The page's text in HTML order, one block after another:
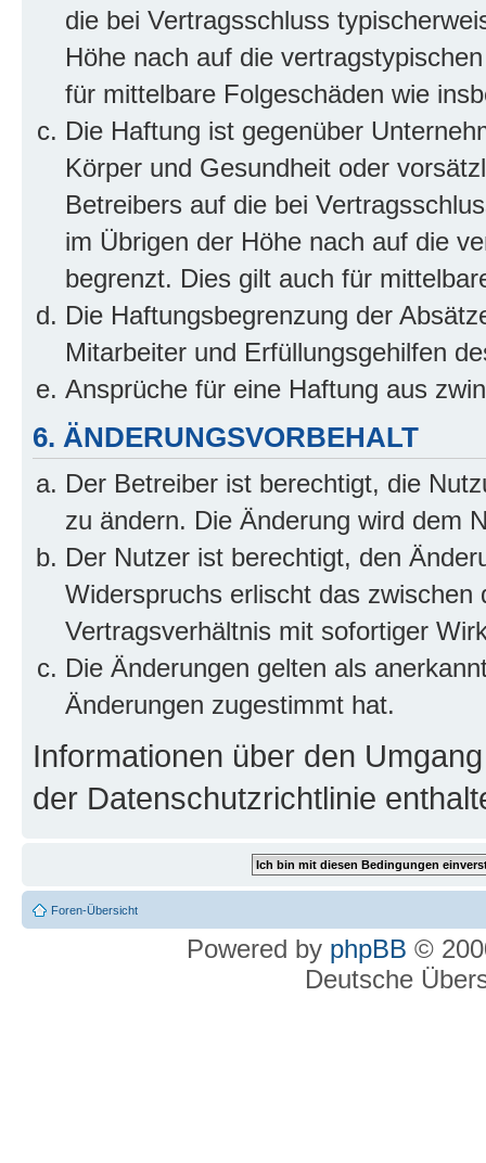
die bei Vertragsschluss
Höhe nach auf die
für mittelbare Folgeschäden wie
Die Haftung ist gegenüber
Körper und Gesundheit oder
Betreibers auf die bei
im Übrigen der Höhe nach auf die
begrenzt. Dies gilt auch für
Die Haftungsbegrenzung der
Mitarbeiter und Erfüllungsgehilfen
Ansprüche für eine Haftung aus
6. ÄNDERUNGSVORBEHALT
Der Betreiber ist berechtigt, die
zu ändern. Die Änderung wird dem
Der Nutzer ist berechtigt, den
Widerspruchs erlischt das
Vertragsverhältnis mit sofortiger
Die Änderungen gelten als
Änderungen zugestimmt hat.
Informationen über den
der Datenschutzrichtlinie
Foren-Übersicht
Powered by phpBB ©
Deutsche